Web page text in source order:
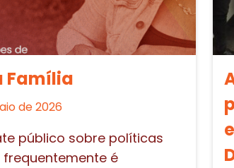
Família
de 2026
público sobre políticas
frequentemente é